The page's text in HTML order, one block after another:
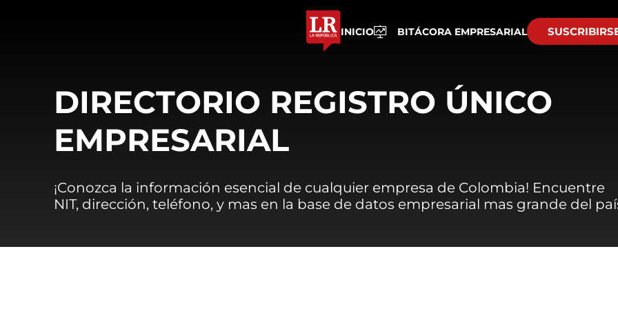
INICIO BITÁCORA EMPRESARIAL
DIRECTORIO REGISTRO ÚNICO
EMPRESARIAL
¡Conozca la información esencial de cualquier empresa de Colombia! Encuentre
NIT, dirección, teléfono, y mas en la base de datos empresarial mas grande del